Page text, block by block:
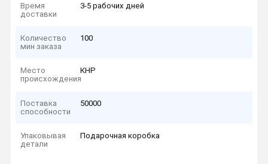
Время
доставки
3-5 рабочих дней
Количество
мин заказа
100
Место
происхождения
КНР
Поставка
способности
50000
Упаковывая
детали
Подарочная коробка